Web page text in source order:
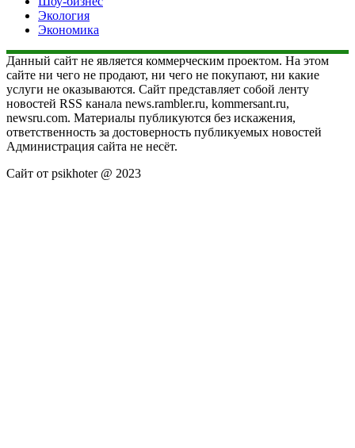
Экология
Экономика
Данный сайт не является коммерческим проектом. На этом
сайте ни чего не продают, ни чего не покупают, ни какие
услуги не оказываются. Сайт представляет собой ленту
новостей RSS канала news.rambler.ru, kommersant.ru,
newsru.com. Материалы публикуются без искажения,
ответственность за достоверность публикуемых новостей
Администрация сайта не несёт.
Сайт от psikhoter @ 2023